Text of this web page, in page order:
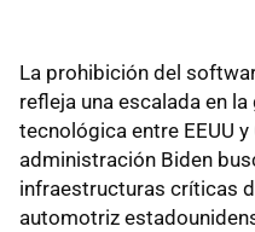
La prohibición del
refleja una escalada en
tecnológica entre EEUU
administración Biden
infraestructuras críticas
automotriz